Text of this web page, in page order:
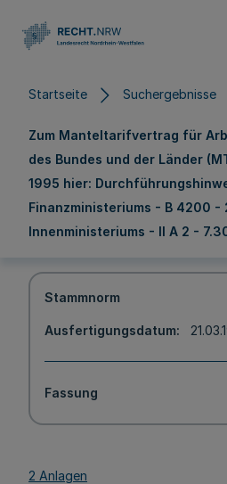
Startseite Suchergebnisse
Zum Manteltarifvertrag für
des Bundes und der Länder
1995 hier:
Finanzministeriums - B 4200 -
Innenministeriums - II A 2 -
Stammnorm
Ausfertigungsdatum
Fassung
2 Anlagen